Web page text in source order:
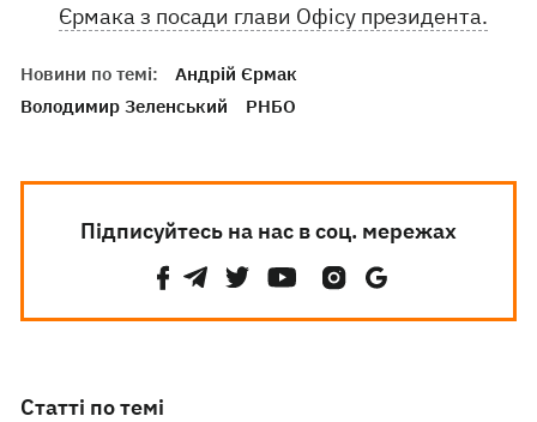
Єрмака з посади глави Офісу президента.
Новини по темі:
Андрій Єрмак
Володимир Зеленський
РНБО
Підписуйтесь на нас в соц. мережах
Статті по темі